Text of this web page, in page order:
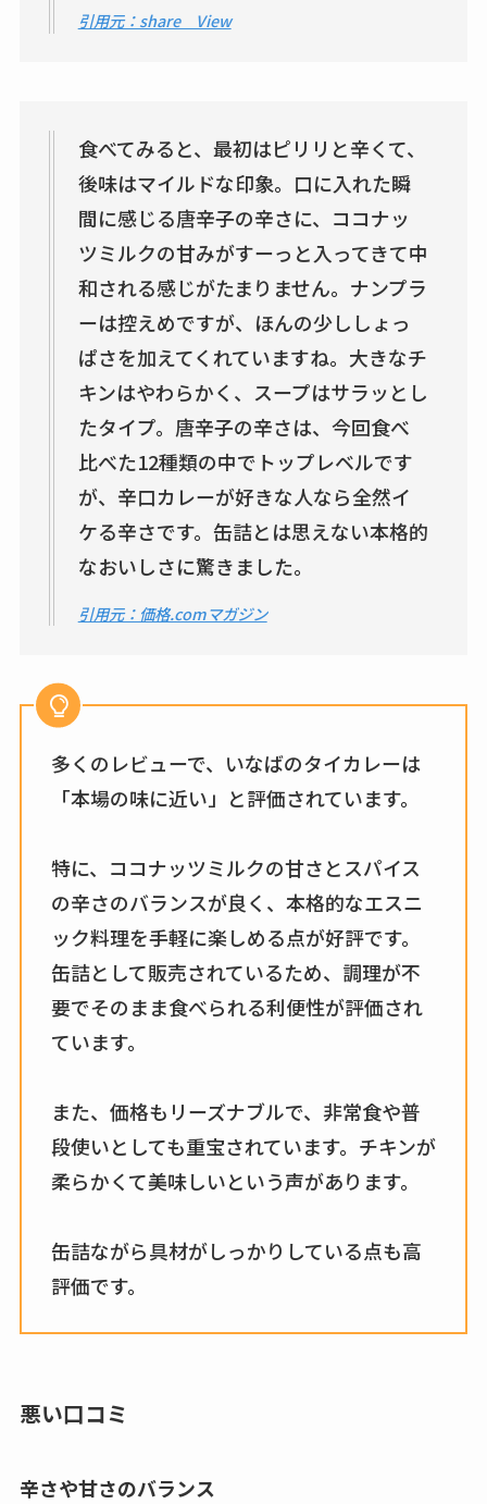
引用元：share View
食べてみると、最初はピリリと辛くて、
後味はマイルドな印象。口に入れた瞬
間に感じる唐辛子の辛さに、ココナッ
ツミルクの甘みがすーっと入ってきて中
和される感じがたまりません。ナンプラ
ーは控えめですが、ほんの少ししょっ
ぱさを加えてくれていますね。大きなチ
キンはやわらかく、スープはサラッとし
たタイプ。唐辛子の辛さは、今回食べ
比べた12種類の中でトップレベルです
が、辛口カレーが好きな人なら全然イ
ケる辛さです。缶詰とは思えない本格的
なおいしさに驚きました。
引用元：価格.comマガジン
多くのレビューで、いなばのタイカレーは
「本場の味に近い」と評価されています。
特に、ココナッツミルクの甘さとスパイス
の辛さのバランスが良く、本格的なエスニ
ック料理を手軽に楽しめる点が好評です。
缶詰として販売されているため、調理が不
要でそのまま食べられる利便性が評価され
ています。
また、価格もリーズナブルで、非常食や普
段使いとしても重宝されています。チキンが
柔らかくて美味しいという声があります。
缶詰ながら具材がしっかりしている点も高
評価です。
悪い口コミ
辛さや甘さのバランス